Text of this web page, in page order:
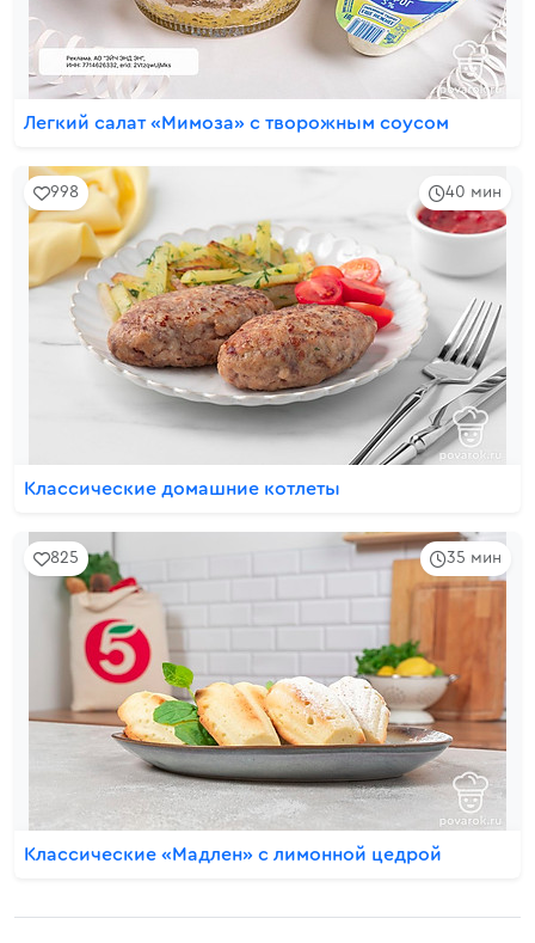
Легкий салат «Мимоза» с творожным соусом
40 мин
998
Классические домашние котлеты
35 мин
825
Классические «Мадлен» с лимонной цедрой